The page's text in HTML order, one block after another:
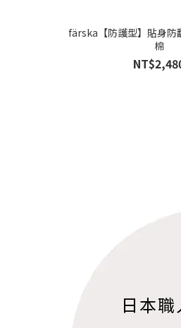
färska【防護型】貼身防
棉
日本